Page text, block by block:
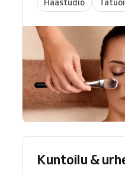
Häästudio
Kuntoilu &